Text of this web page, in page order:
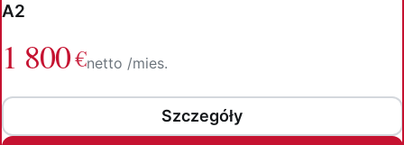
A2
1 800€netto /mies.
Szczegóły